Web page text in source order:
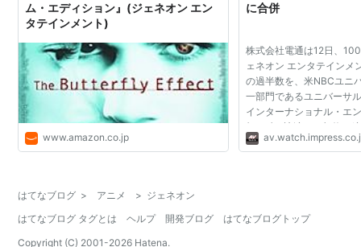
ム・エディション』(ジェネオン エン
タテインメント)
www.amazon.co.jp
に合併
株式会社電通は12日、
ェネオン エンタテインメ
の過半数を、米NBCユニ
一部門であるユニバーサ
インターナショナル・エ
(UPIE)に譲渡する契約を
れにより、ジェネオンと
はてなブログ > アニメ > ジェネオン
はてなブログ タグとは
ヘルプ 開発ブログ
はてなブログトップ
Copyright (C) 2001-2026 Hatena.